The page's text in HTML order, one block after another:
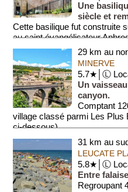
Une
siècle et
Cette basilique fut construite
au saint évangélisateur
29 km au
MINERVE
5.7★│Ⓛ
Un
canyon.
Comptant
village classé parmi Les Plus
ci-dessous).
Le village est construit sur...
31 km au
LEUCATE
5.8★│Ⓛ
Entre
Regroupant